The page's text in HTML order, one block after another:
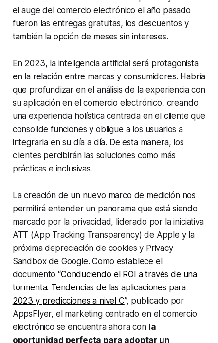
el auge del comercio electrónico el año pasado
fueron las entregas gratuitas, los descuentos y
también la opción de meses sin intereses.
En 2023, la inteligencia artificial será protagonista
en la relación entre marcas y consumidores. Habría
que profundizar en el análisis de la experiencia con
su aplicación en el comercio electrónico, creando
una experiencia holística centrada en el cliente que
consolide funciones y obligue a los usuarios a
integrarla en su día a día. De esta manera, los
clientes percibirán las soluciones como más
prácticas e inclusivas.
La creación de un nuevo marco de medición nos
permitirá entender un panorama que está siendo
marcado por la privacidad, liderado por la iniciativa
ATT (App Tracking Transparency) de Apple y la
próxima depreciación de cookies y Privacy
Sandbox de Google. Como establece el
documento “Conduciendo el ROI a través de una
tormenta: Tendencias de las aplicaciones para
2023 y predicciones a nivel C”, publicado por
AppsFlyer, el marketing centrado en el comercio
electrónico se encuentra ahora conla
oportunidad perfecta para adoptar un